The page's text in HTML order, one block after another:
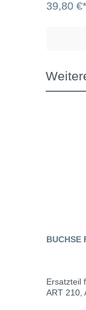
39,80 €*
BUCHSE
Ersatzteil
ART 210,